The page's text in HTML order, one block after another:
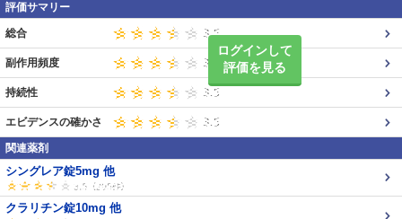
評価サマリー
ログインして
評価を見る
総合
副作用頻度
持続性
エビデンスの確かさ
関連薬剤
シングレア錠5mg 他
クラリチン錠10mg 他